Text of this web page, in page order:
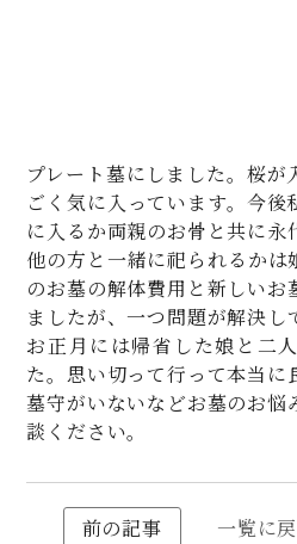
プレート墓にしました。桜
ごく気に入っています。今後
に入るか両親のお骨と共に永
他の方と一緒に祀られるかは
のお墓の解体費用と新しいお
ましたが、一つ問題が解決し
お正月には帰省した娘と二
た。思い切って行って本当に
墓守がいないなどお墓のお悩
談ください。
前の記事 一覧に